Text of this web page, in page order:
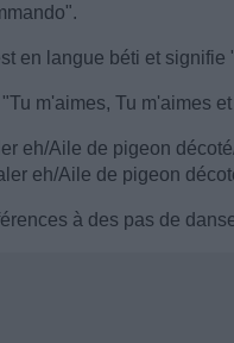
en langue béti et signifie
m'aimes, Tu m'aimes
eh/Aile de pigeon
eh/Aile de pigeon
à des pas de